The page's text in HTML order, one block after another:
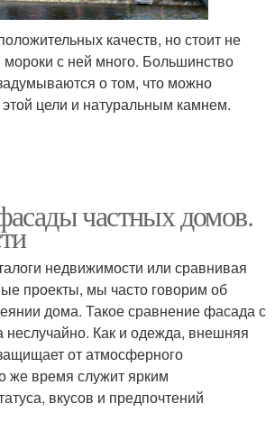
качеств, но стоит не
с ней много. Большинство
о том, что можно
этой цели и натуральным камнем.
частных домов.
недвижимости или сравнивая
проекты, мы часто говорим об
дома. Такое сравнение фасада с
неслучайно. Как и одежда, внешняя
от атмосферного
же время служит ярким
вкусов и предпочтений